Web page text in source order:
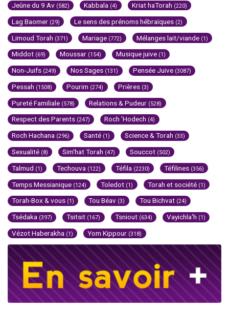
Jeûne du 9 Av (582) Kabbala (4) Kriat haTorah (220)
Lag Baomer (29) Le sens des prénoms hébraïques (2)
Limoud Torah (371) Mariage (772) Mélanges lait/viande (1)
Middot (69) Moussar (154) Musique juive (1)
Non-Juifs (249) Nos Sages (131) Pensée Juive (3087)
Pessah (1508) Pourim (274) Prières (3)
Pureté Familiale (578) Relations & Pudeur (528)
Respect des Parents (247) Roch 'Hodech (4)
Roch Hachana (296) Santé (1) Science & Torah (33)
Sexualité (8) Sim'hat Torah (47) Souccot (502)
Talmud (1) Techouva (122) Téfila (2230) Téfilines (356)
Temps Messianique (124) Toledot (1) Torah et société (1)
Torah-Box & vous (1) Tou Béav (3) Tou Bichvat (24)
Tsédaka (397) Tsitsit (167) Tsniout (634) Vayichla'h (1)
Vézot Haberakha (1) Yom Kippour (318)